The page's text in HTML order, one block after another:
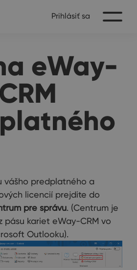
Prihlásiť sa
eWay-
vášho predplatného a
licencií prejdite do
pre správu. (Centrum je
pásu kariet eWay-CRM vo
Outlooku).